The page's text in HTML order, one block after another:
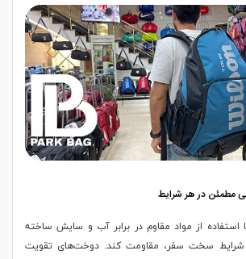
مطمئن در هر شرایط
از مواد مقاوم در برابر آب و سایش ساخته
شرایط سخت سفر، مقاومت کند. دوخت‌های تقویت